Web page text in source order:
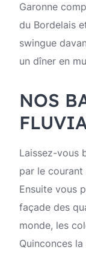
Garonne
du Bordelais
swingue
un dîner en
NOS
Laissez-vous
par le
Ensuite vous
façade des
monde, les
Quinconces